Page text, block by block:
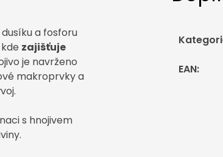
a fosforu
kde zajišťuje
je navrženo
makroprvky a
s hnojivem
EAN: